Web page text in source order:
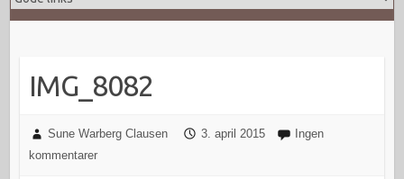
IMG_8082
Sune Warberg Clausen 3. april 2015
Ingen
kommentarer